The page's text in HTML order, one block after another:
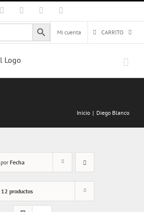
Facebook Instagram
Botón de búsqueda
Mi cuenta
CARRITO
Inicio Diego Blanco
Fecha
12 productos